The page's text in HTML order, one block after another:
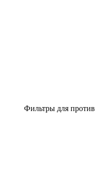
Фильтры для